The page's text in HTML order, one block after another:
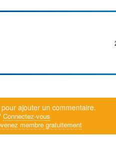
ajouter un commentaire.
Connectez-vous
membre gratuitement